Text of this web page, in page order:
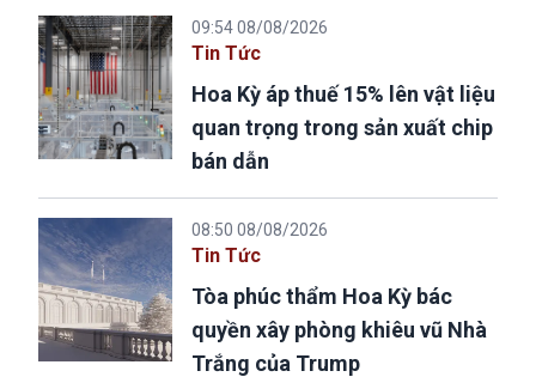
09:54 08/08/2026
Tin Tức
Hoa Kỳ áp thuế 15% lên vật liệu
quan trọng trong sản xuất chip
bán dẫn
08:50 08/08/2026
Tin Tức
Tòa phúc thẩm Hoa Kỳ bác
quyền xây phòng khiêu vũ Nhà
Trắng của Trump